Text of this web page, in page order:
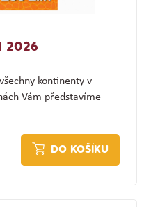
2026
kontinenty v
Vám představíme
DO KOŠÍKU